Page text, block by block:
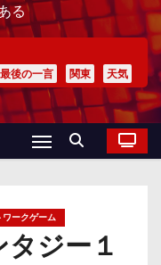
る
最後の一言 関東 天気
ワークゲーム
ジー１